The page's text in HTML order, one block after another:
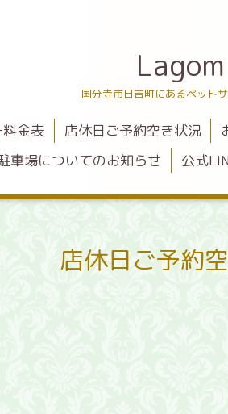
Lagom
国分寺市日吉町にあるペットサ
金表 店休日ご予約空き状況
車場についてのお知らせ
公式
店休日ご予約